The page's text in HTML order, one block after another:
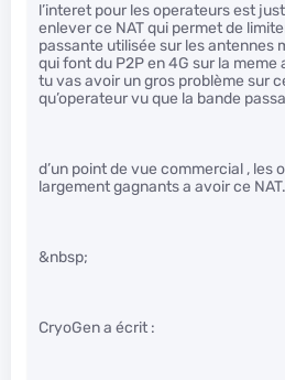
l’interet pour les operateurs est
enlever ce NAT qui permet de
passante utilisée sur les antennes
qui font du P2P en 4G sur la
tu vas avoir un gros problème sur
qu’operateur vu que la bande
d’un point de vue commercial , les
largement gagnants a avoir ce NAT.
&nbsp;
CryoGen a écrit :